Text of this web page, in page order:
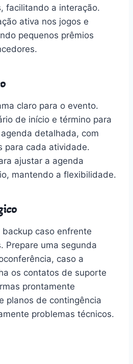
facilitando a interação.
ativa nos jogos e
pequenos prêmios
claro para o evento.
de início e término para
detalhada, com
para cada atividade.
ajustar a agenda
mantendo a flexibilidade.
caso enfrente
Prepare uma segunda
caso a
os contatos de suporte
prontamente
planos de contingência
problemas técnicos.